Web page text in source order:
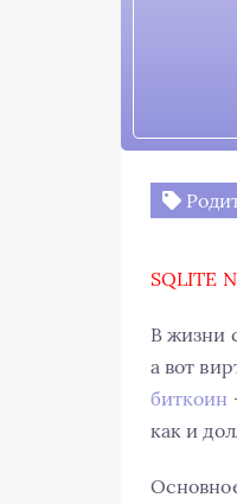
SQLITE
В жизни
а вот
биткоин
как и